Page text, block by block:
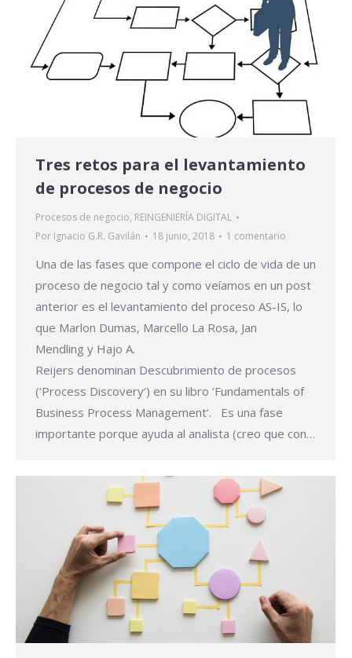
Tres retos para el levantamiento
de procesos de negocio
Procesos de negocio, REINGENIERÍA DIGITAL
Por Ignacio G.R. Gavilán 18 junio, 2018 1 comentario
Una de las fases que compone el ciclo de vida de un
proceso de negocio tal y como veíamos en un post
anterior es el levantamiento del proceso AS-IS, lo
que Marlon Dumas, Marcello La Rosa, Jan
Mendling y Hajo A.
Reijers denominan Descubrimiento de procesos
(‘Process Discovery‘) en su libro ‘Fundamentals of
Business Process Management‘. Es una fase
importante porque ayuda al analista (creo que con…